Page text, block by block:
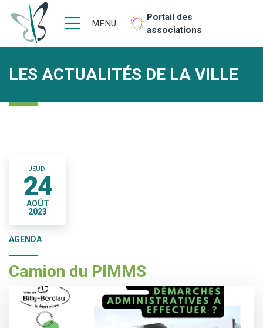
MENU
Portail des
associations
LES ACTUALITÉS DE LA VILLE
JEUDI
24
AOÛT
2023
AGENDA
Camion du PIMMS